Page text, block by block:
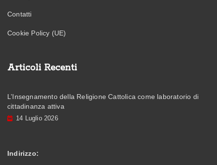
Contatti
Cookie Policy (UE)
Articoli Recenti
L’Insegnamento della Religione Cattolica come laboratorio di
cittadinanza attiva
14 Luglio 2026
Indirizzo: